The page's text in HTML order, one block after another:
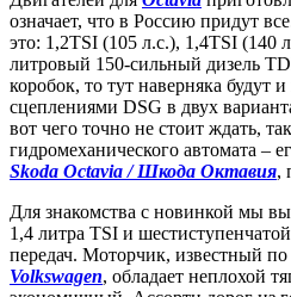
означает, что в Россию придут
это: 1,2TSI (105 л.с.), 1,4TSI (140
литровый 150-сильный дизель
коробок, то тут наверняка будут
сцеплениями DSG в двух
вот чего точно не стоит ждать,
гидромеханического автомата –
Skoda Octavia / Шкода Октавия,
Для знакомства с новинкой мы
1,4 литра TSI и
передач. Моторчик, известный
Volkswagen, обладает неплохой